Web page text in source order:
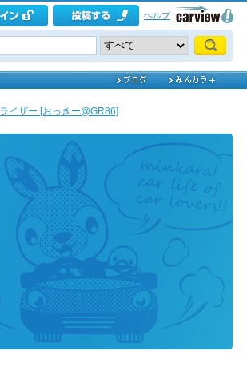
ヘルプ
イザー [おっきー@GR86]